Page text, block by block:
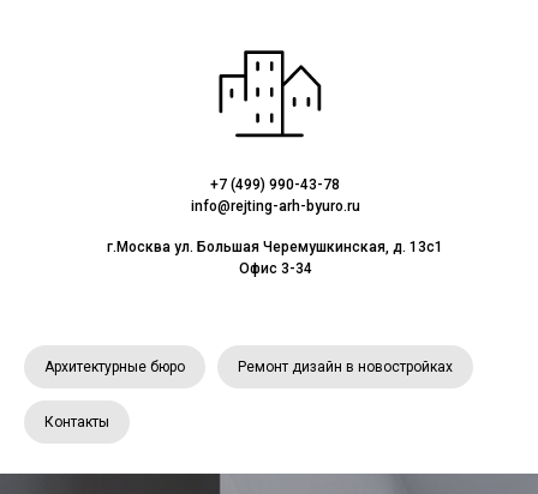
+7 (499) 990-43-78
info@rejting-arh-byuro.ru
г.Москва ул. Большая Черемушкинская, д. 13с1
Офис 3-34
Архитектурные бюро Ремонт дизайн в новостройках
Контакты